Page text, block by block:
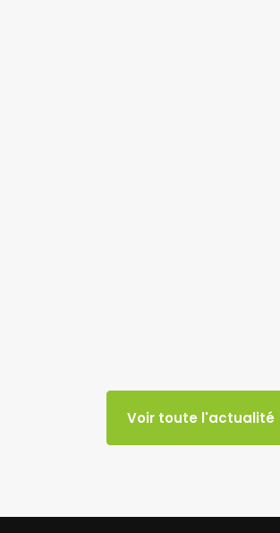
Voir toute l'actualité